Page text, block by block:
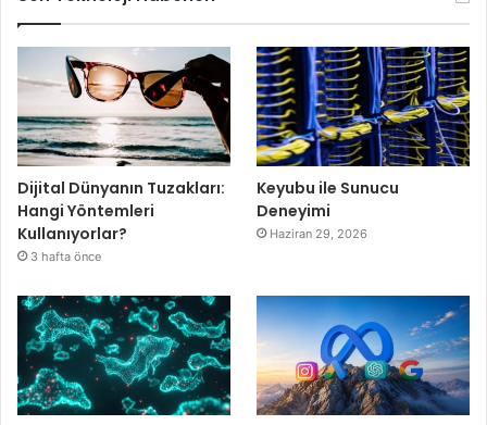
Dijital Dünyanın Tuzakları:
Hangi Yöntemleri
Kullanıyorlar?
3 hafta önce
Keyubu ile Sunucu
Deneyimi
Haziran 29, 2026